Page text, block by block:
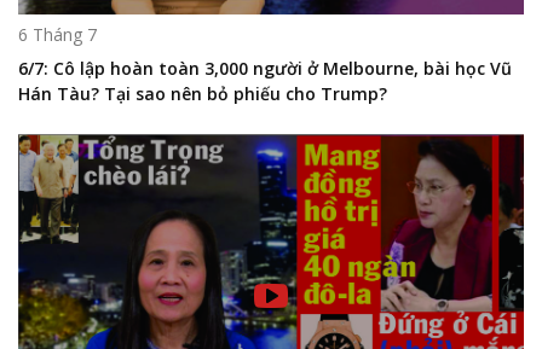
6 Tháng 7
6/7: Cô lập hoàn toàn 3,000 người ở Melbourne, bài học Vũ
Hán Tàu? Tại sao nên bỏ phiếu cho Trump?